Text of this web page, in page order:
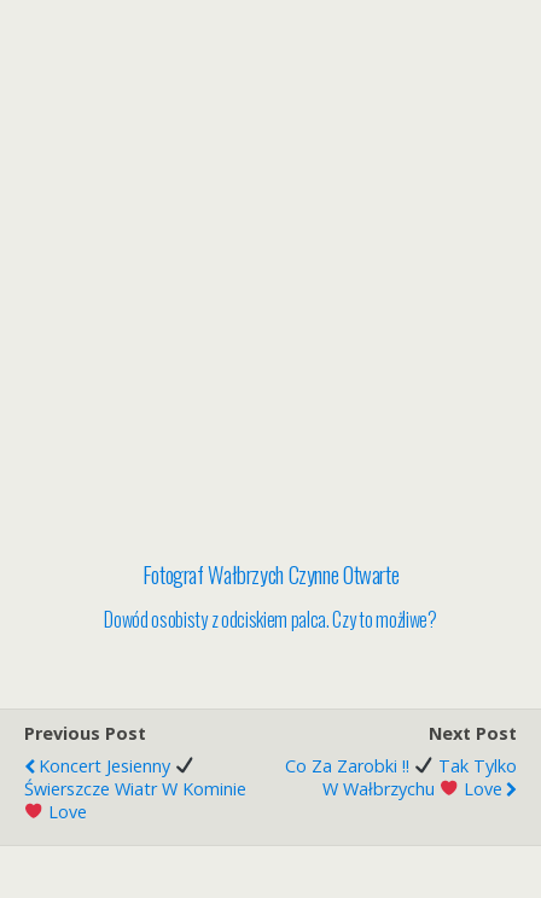
Fotograf Wałbrzych Czynne Otwarte
Dowód osobisty z odciskiem palca. Czy to możliwe?
Previous Post
Koncert Jesienny
Świerszcze Wiatr W Kominie
Love
Next Post
Co Za Zarobki !!
Tak Tylko
W Wałbrzychu
Love